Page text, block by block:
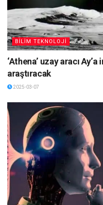
BİLİM TEKNOLOJİ
‘Athena’ uzay aracı
araştıracak
2025-03-07